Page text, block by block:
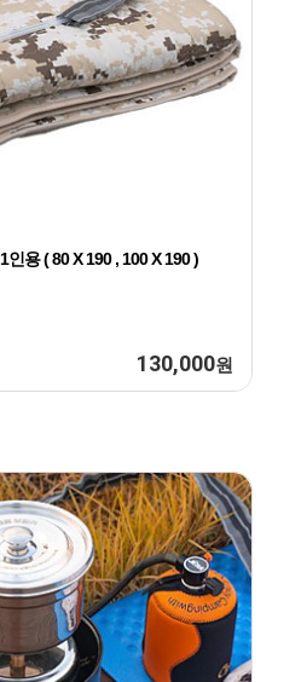
용 ( 80 X 190 , 100 X 190 )
130,000원